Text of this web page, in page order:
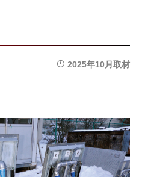
2025年10月取材